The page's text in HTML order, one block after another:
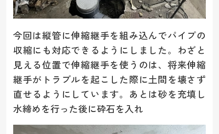
今回は縦管に伸縮継手を組み込んでパイプの
収縮にも対応できるようにしました。わざと
見える位置で伸縮継手を使うのは、将来伸縮
継手がトラブルを起こした際に土間を壊さず
直せるようにしています。あとは砂を充填し
水締めを行った後に砕石を入れ